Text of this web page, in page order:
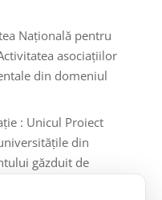
Națională pentru
asociațiilor
din domeniul
: Unicul Proiect
din
găzduit de